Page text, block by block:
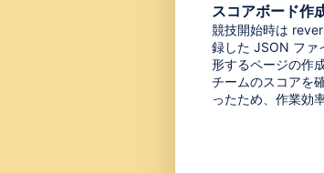
スコアボード作
競技開始時は
録した JSON ファ
形するページの作
チームのスコアを
ったため、作業効